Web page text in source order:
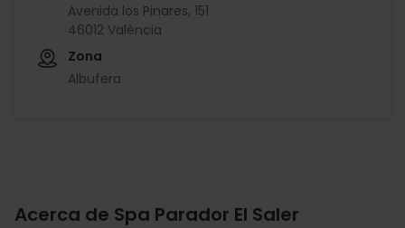
Avenida los Pinares, 151
46012 València
Zona
Albufera
Acerca de Spa Parador El Saler